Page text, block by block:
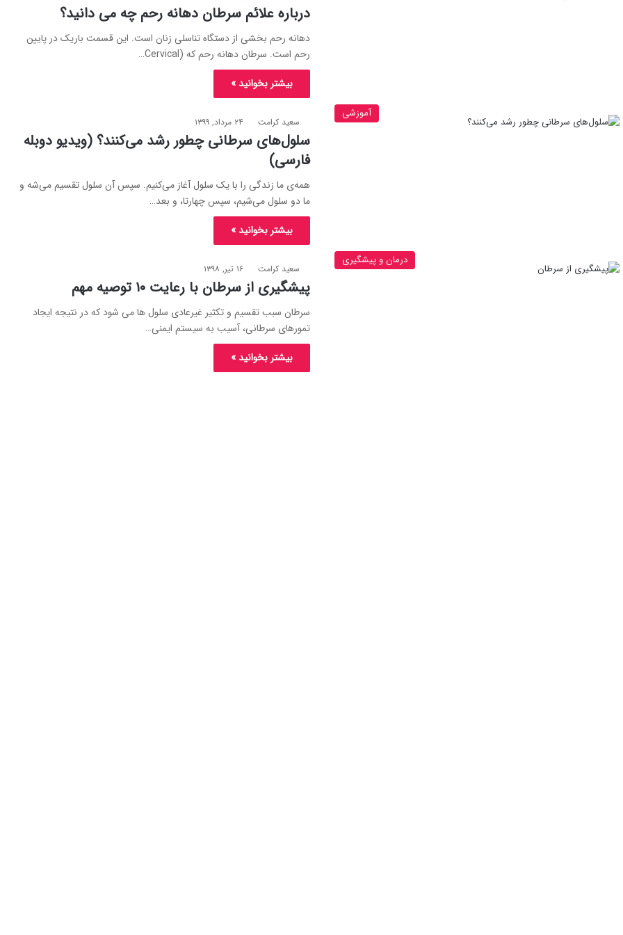
درباره علائم سرطان دهانه رحم چه می ­دانید؟
دهانه رحم بخشی از دستگاه تناسلی زنان است. این قسمت باریک در پایین
رحم است. سرطان دهانه رحم که (Cervical…
بیشتر بخوانید »
آموزشی
سعید کرامت ۲۴ مرداد, ۱۳۹۹
سلول‌های سرطانی چطور رشد می‌کنند؟ (ویدیو دوبله
فارسی)
همه‌ی ما زندگی را با یک سلول آغاز می‌کنیم. سپس آن سلول تقسیم می‌شه و
ما دو سلول می‌شیم، سپس چهارتا، و بعد…
بیشتر بخوانید »
درمان و پیشگیری
سعید کرامت ۱۶ تیر, ۱۳۹۸
پیشگیری از سرطان با رعایت ۱۰ توصیه مهم
سرطان سبب تقسیم و تکثیر غیرعادی سلول ها می شود که در نتیجه ایجاد
تمورهای سرطانی، آسیب به سیستم ایمنی…
بیشتر بخوانید »